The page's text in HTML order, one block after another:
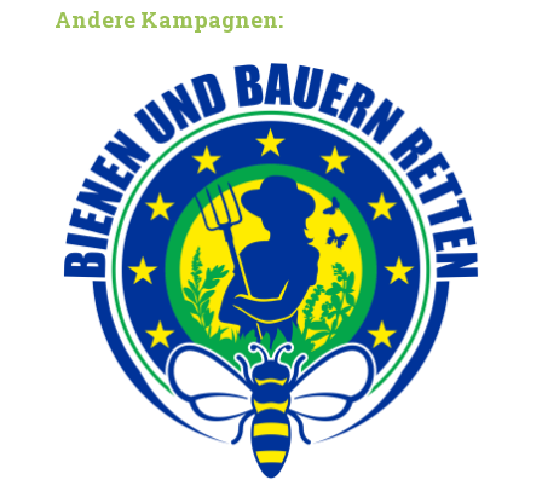
Andere Kampagnen: